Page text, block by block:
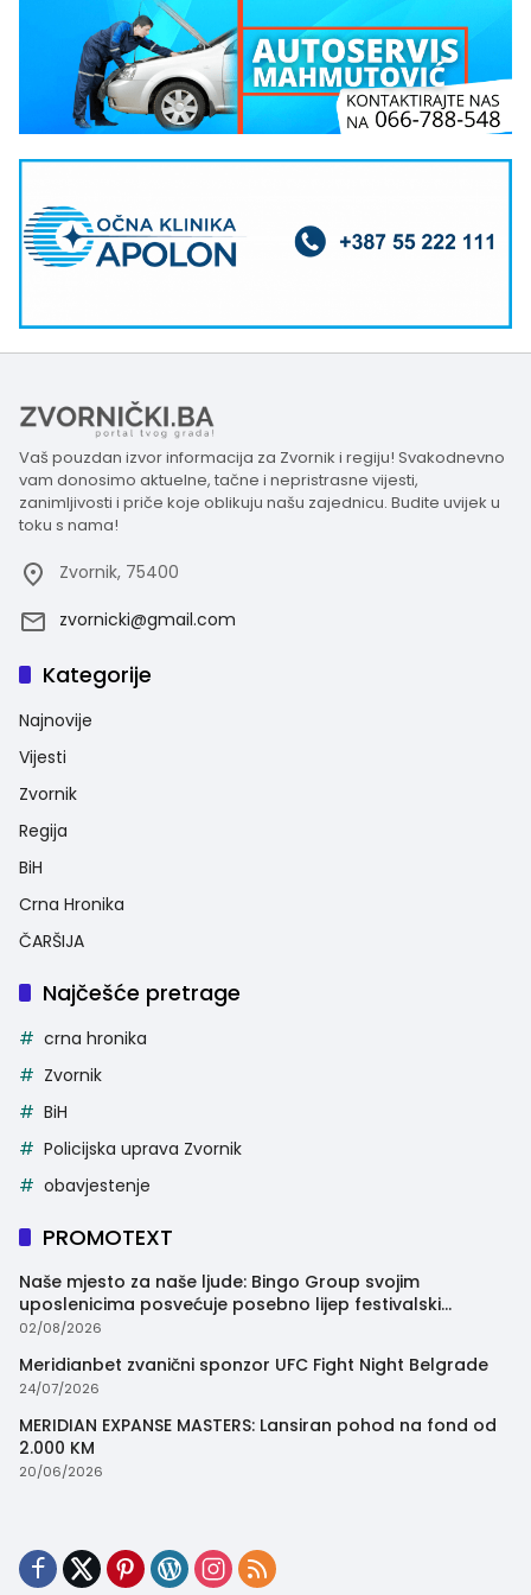
Vaš pouzdan izvor informacija za Zvornik i regiju! Svakodnevno
vam donosimo aktuelne, tačne i nepristrasne vijesti,
zanimljivosti i priče koje oblikuju našu zajednicu. Budite uvijek u
toku s nama!
Zvornik, 75400
zvornicki@gmail.com
Kategorije
Najnovije
Vijesti
Zvornik
Regija
BiH
Crna Hronika
ČARŠIJA
Najčešće pretrage
crna hronika
Zvornik
BiH
Policijska uprava Zvornik
obavjestenje
PROMOTEXT
Naše mjesto za naše ljude: Bingo Group svojim
uposlenicima posvećuje posebno lijep festivalski
trenutak
02/08/2026
Meridianbet zvanični sponzor UFC Fight Night Belgrade
24/07/2026
MERIDIAN EXPANSE MASTERS: Lansiran pohod na fond od
2.000 KM
20/06/2026